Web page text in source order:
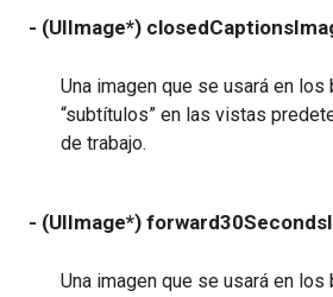
- (UIImage*)
Una imagen que se usará en
“subtítulos” en las vistas
de trabajo.
- (UIImage*)
Una imagen que se usará en